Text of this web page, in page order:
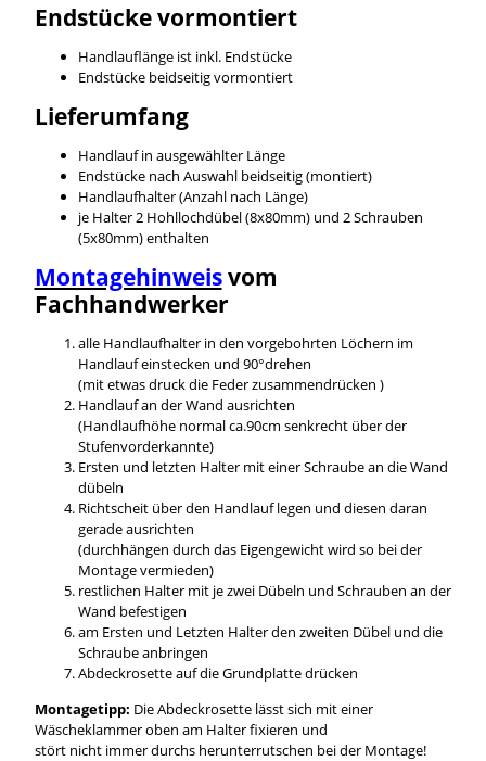
Endstücke vormontiert
Handlauflänge ist inkl. Endstücke
Endstücke beidseitig vormontiert
Lieferumfang
Handlauf in ausgewählter Länge
Endstücke nach Auswahl beidseitig (montiert)
Handlaufhalter (Anzahl nach Länge)
je Halter 2 Hohllochdübel (8x80mm) und 2 Schrauben
(5x80mm) enthalten
Montagehinweisvom
Fachhandwerker
alle Handlaufhalter in den vorgebohrten Löchern im
Handlauf einstecken und 90°drehen
(mit etwas druck die Feder zusammendrücken )
Handlauf an der Wand ausrichten
(Handlaufhöhe normal ca.90cm senkrecht über der
Stufenvorderkannte)
Ersten und letzten Halter mit einer Schraube an die Wand
dübeln
Richtscheit über den Handlauf legen und diesen daran
gerade ausrichten
(durchhängen durch das Eigengewicht wird so bei der
Montage vermieden)
restlichen Halter mit je zwei Dübeln und Schrauben an der
Wand befestigen
am Ersten und Letzten Halter den zweiten Dübel und die
Schraube anbringen
Abdeckrosette auf die Grundplatte drücken
Montagetipp: Die Abdeckrosette lässt sich mit einer
Wäscheklammer oben am Halter fixieren und
stört nicht immer durchs herunterrutschen bei der Montage!